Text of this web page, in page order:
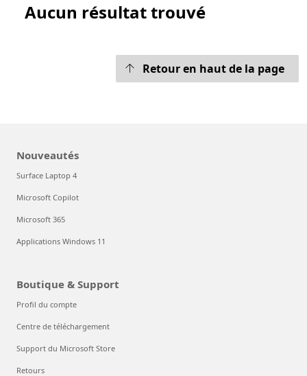
Aucun résultat trouvé
Retour en haut de la page
Nouveautés
Surface Laptop 4
Microsoft Copilot
Microsoft 365
Applications Windows 11
Boutique & Support
Profil du compte
Centre de téléchargement
Support du Microsoft Store
Retours